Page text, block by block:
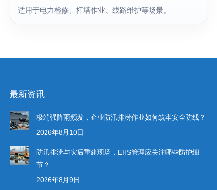
适用于电力检修、杆塔作业、线路维护等场景。
最新资讯
极端强降雨频发，企业防汛排涝作业如何筑牢安全防线？
2026年8月10日
防汛排涝与灾后重建现场，EHS管理应关注哪些防护细
节？
2026年8月9日